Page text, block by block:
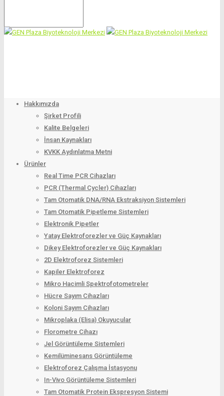
Hakkımızda
Şirket Profili
Kalite Belgeleri
İnsan Kaynakları
KVKK Aydınlatma Metni
Ürünler
Real Time PCR Cihazları
PCR (Thermal Cycler) Cihazları
Tam Otomatik DNA/RNA Ekstraksiyon Sistemleri
Tam Otomatik Pipetleme Sistemleri
Elektronik Pipetler
Yatay Elektroforezler ve Güç Kaynakları
Dikey Elektroforezler ve Güç Kaynakları
2D Elektroforez Sistemleri
Kapiler Elektroforez
Mikro Hacimli Spektrofotometreler
Hücre Sayım Cihazları
Koloni Sayım Cihazları
Mikroplaka (Elisa) Okuyucular
Florometre Cihazı
Jel Görüntüleme Sistemleri
Kemilüminesans Görüntüleme
Elektroforez Çalışma İstasyonu
In-Vivo Görüntüleme Sistemleri
Tam Otomatik Protein Ekspresyon Sistemi